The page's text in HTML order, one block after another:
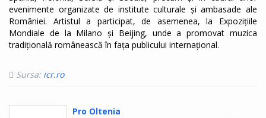
evenimente organizate de institute culturale și ambasade ale
României. Artistul a participat, de asemenea, la Expozițiile
Mondiale de la Milano și Beijing, unde a promovat muzica
tradițională românească în fața publicului internațional.
Sursa: icr.ro
Pro Oltenia